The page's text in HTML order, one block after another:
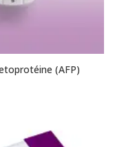
(AFP)